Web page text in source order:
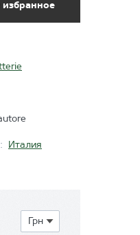
избранное
Италия
Грн